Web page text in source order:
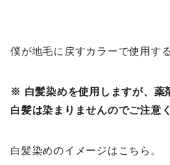
僕が地毛に戻すカラーで使用す
※ 白髪染めを使用しますが、薬
白髪は染まりませんのでご注意
白髪染めのイメージはこちら。